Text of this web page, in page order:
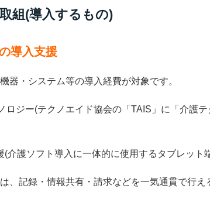
組(導入するもの)
導入支援
器・システム等の導入経費が対象です。
ロジー(テクノエイド協会の「TAIS」に「介護
(介護ソフト導入に一体的に使用するタブレット
、記録・情報共有・請求などを一気通貫で行え